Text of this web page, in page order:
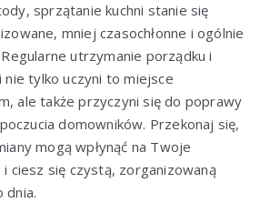
sprzątanie kuchni stanie się
mniej czasochłonne i ogólnie
utrzymanie porządku i
nie tylko uczyni to miejsce
ale także przyczyni się do poprawy
domowników. Przekonaj się,
mogą wpłynąć na Twoje
i ciesz się czystą, zorganizowaną
dnia.